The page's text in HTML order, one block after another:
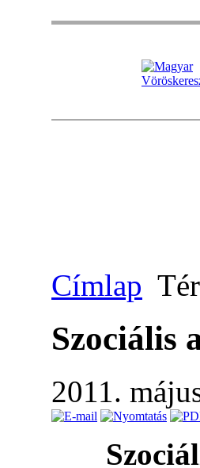
Címlap
Szociális
2011.